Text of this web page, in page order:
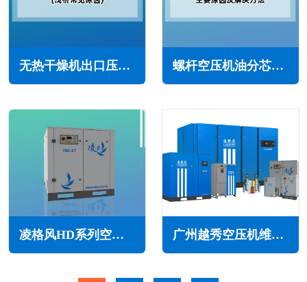
无热干燥机出口压力低怎么回事(浅析常见原因) 螺杆空压机油分芯频繁堵塞的主要原因及解决方法
凌格风HD系列空压机的优势特点(效率更高更节能) 广州越秀空压机维修保养